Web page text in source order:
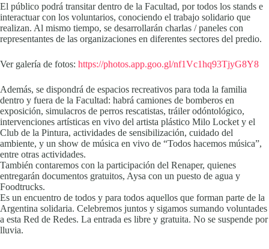
El público podrá transitar dentro de la Facultad, por todos los stands e
interactuar con los voluntarios, conociendo el trabajo solidario que
realizan. Al mismo tiempo, se desarrollarán charlas / paneles con
representantes de las organizaciones en diferentes sectores del predio.
Ver galería de fotos: https://photos.app.goo.gl/nf1Vc1hq93TjyG8Y8
Además, se dispondrá de espacios recreativos para toda la familia
dentro y fuera de la Facultad: habrá camiones de bomberos en
exposición, simulacros de perros rescatistas, tráiler odóntológico,
intervenciones artísticas en vivo del artista plástico Milo Locket y el
Club de la Pintura, actividades de sensibilización, cuidado del
ambiente, y un show de música en vivo de “Todos hacemos música”,
entre otras actividades.
También contaremos con la participación del Renaper, quienes
entregarán documentos gratuitos, Aysa con un puesto de agua y
Foodtrucks.
Es un encuentro de todos y para todos aquellos que forman parte de la
Argentina solidaria. Celebremos juntos y sigamos sumando voluntades
a esta Red de Redes. La entrada es libre y gratuita. No se suspende por
lluvia.